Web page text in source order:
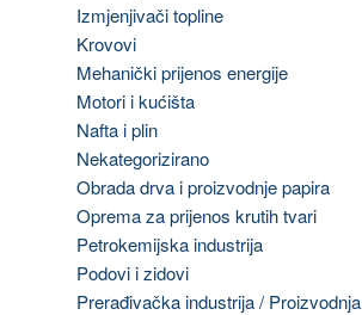
Izmjenjivači topline
Krovovi
Mehanički prijenos energije
Motori i kućišta
Nafta i plin
Nekategorizirano
Obrada drva i proizvodnje papira
Oprema za prijenos krutih tvari
Petrokemijska industrija
Podovi i zidovi
Prerađivačka industrija / Proizvodnja